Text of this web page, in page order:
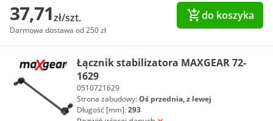
37,71zł/szt.
Darmowa dostawa od 250 zł
do koszyka
Łącznik stabilizatora MAXGEAR 72-
1629
0510721629
Strona zabudowy:Oś przednia, z lewej
Długość [mm]:293